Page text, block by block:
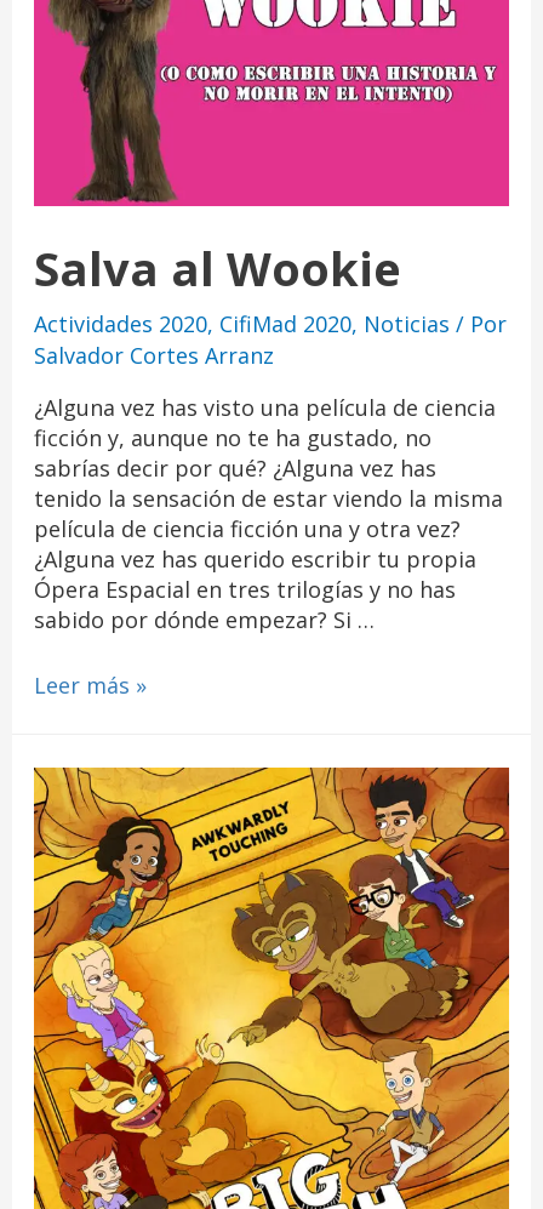
Salva al Wookie
Actividades 2020, CifiMad 2020, Noticias / Por
Salvador Cortes Arranz
¿Alguna vez has visto una película de ciencia
ficción y, aunque no te ha gustado, no
sabrías decir por qué? ¿Alguna vez has
tenido la sensación de estar viendo la misma
película de ciencia ficción una y otra vez?
¿Alguna vez has querido escribir tu propia
Ópera Espacial en tres trilogías y no has
sabido por dónde empezar? Si …
Leer más »